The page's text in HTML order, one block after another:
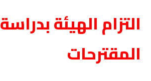
التزام الهيئة بدراسة
المقترحات